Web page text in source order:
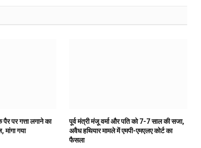
पर गत्ता लगाने का
मांगा गया
पूर्व मंत्री मंजू वर्मा और पति को 7-7 साल की सजा,
अवैध हथियार मामले में एमपी-एमएलए कोर्ट का
फैसला